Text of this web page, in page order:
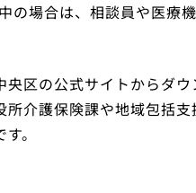
の場合は、相談員や医療
央区の公式サイトからダウ
所介護保険課や地域包括支
。